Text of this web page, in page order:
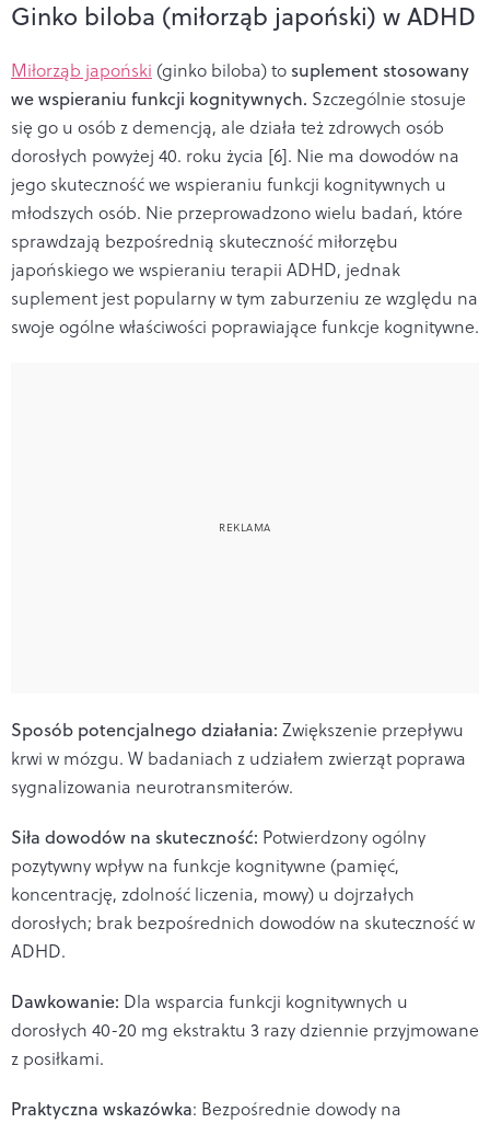
Ginko biloba (miłorząb japoński) w ADHD
Miłorząb japoński (ginko biloba) to suplement stosowany
we wspieraniu funkcji kognitywnych. Szczególnie stosuje
się go u osób z demencją, ale działa też zdrowych osób
dorosłych powyżej 40. roku życia [6]. Nie ma dowodów na
jego skuteczność we wspieraniu funkcji kognitywnych u
młodszych osób. Nie przeprowadzono wielu badań, które
sprawdzają bezpośrednią skuteczność miłorzębu
japońskiego we wspieraniu terapii ADHD, jednak
suplement jest popularny w tym zaburzeniu ze względu na
swoje ogólne właściwości poprawiające funkcje kognitywne.
Sposób potencjalnego działania: Zwiększenie przepływu
krwi w mózgu. W badaniach z udziałem zwierząt poprawa
sygnalizowania neurotransmiterów.
Siła dowodów na skuteczność: Potwierdzony ogólny
pozytywny wpływ na funkcje kognitywne (pamięć,
koncentrację, zdolność liczenia, mowy) u dojrzałych
dorosłych; brak bezpośrednich dowodów na skuteczność w
ADHD.
Dawkowanie: Dla wsparcia funkcji kognitywnych u
dorosłych 40-20 mg ekstraktu 3 razy dziennie przyjmowane
z posiłkami.
Praktyczna wskazówka: Bezpośrednie dowody na